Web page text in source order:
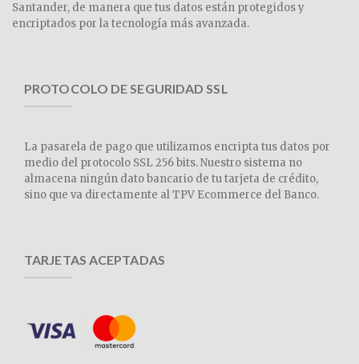
Santander, de manera que tus datos están protegidos y
encriptados por la tecnología más avanzada.
PROTOCOLO DE SEGURIDAD SSL
La pasarela de pago que utilizamos encripta tus datos por
medio del protocolo SSL 256 bits. Nuestro sistema no
almacena ningún dato bancario de tu tarjeta de crédito,
sino que va directamente al TPV Ecommerce del Banco.
TARJETAS ACEPTADAS